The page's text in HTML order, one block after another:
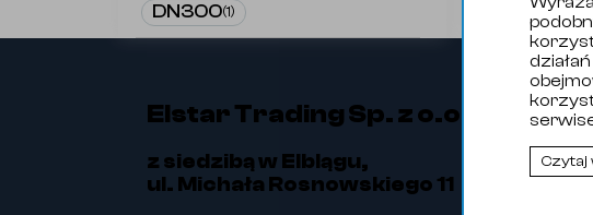
DN300(1)
Elstar Trading Sp. z o.o.
z siedzibą w Elblągu,
ul. Michała Rosnowskiego 11
Czytaj